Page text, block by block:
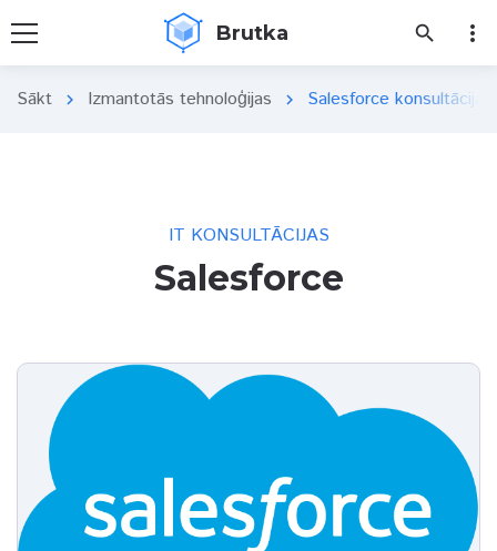
Brutka search more_vert
Sākt chevron_right Izmantotās tehnoloģijas chevron_right Salesforce konsultācijas
IT KONSULTĀCIJAS
Salesforce